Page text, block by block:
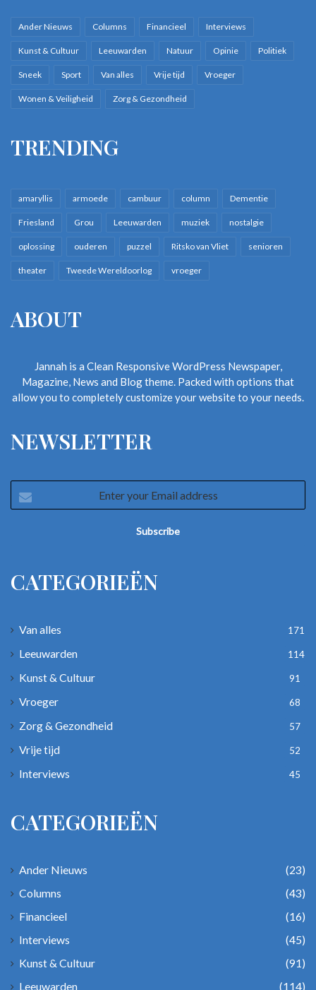
Ander Nieuws Columns Financieel Interviews
Kunst & Cultuur Leeuwarden Natuur Opinie Politiek
Sneek Sport Van alles Vrije tijd Vroeger
Wonen & Veiligheid Zorg & Gezondheid
TRENDING
amaryllis armoede cambuur column Dementie
Friesland Grou Leeuwarden muziek nostalgie
oplossing ouderen puzzel Ritsko van Vliet senioren
theater Tweede Wereldoorlog vroeger
ABOUT
Jannah is a Clean Responsive WordPress Newspaper,
Magazine, News and Blog theme. Packed with options that
allow you to completely customize your website to your needs.
NEWSLETTER
your
CATEGORIEËN
Van alles 171
Leeuwarden 114
Kunst & Cultuur 91
Vroeger 68
Zorg & Gezondheid 57
Vrije tijd 52
Interviews 45
CATEGORIEËN
Ander Nieuws
(23)
Columns
(43)
Financieel
(16)
Interviews
(45)
Kunst & Cultuur
(91)
Leeuwarden
(114)